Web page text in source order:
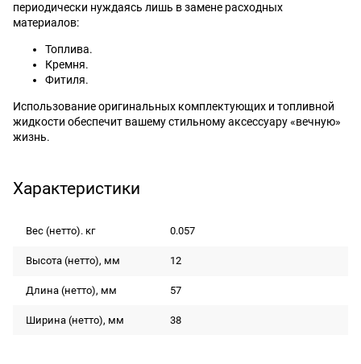
периодически нуждаясь лишь в замене расходных
материалов:
Топлива.
Кремня.
Фитиля.
Использование оригинальных комплектующих и топливной
жидкости обеспечит вашему стильному аксессуару «вечную»
жизнь.
Характеристики
Вес (нетто). кг 0.057
Высота (нетто), мм 12
Длина (нетто), мм 57
Ширина (нетто), мм 38